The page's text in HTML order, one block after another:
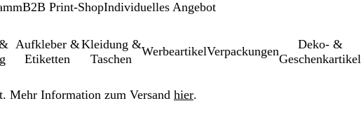
B2B Print-ShopIndividuelles Angebot
Aufkleber &
Etiketten
Kleidung &
Taschen
WerbeartikelVerpackungen
Deko- &
Geschenkartikel
Mehr Information zum Versand hier.